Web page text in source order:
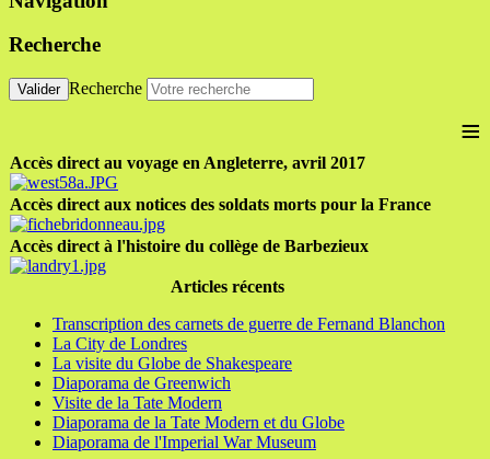
Recherche
Valider Recherche
≡
Accès direct au voyage en Angleterre, avril 2017
Accès direct aux notices des soldats morts pour la France
Accès direct à l'histoire du collège de Barbezieux
Articles récents
Transcription des carnets de guerre de Fernand Blanchon
La City de Londres
La visite du Globe de Shakespeare
Diaporama de Greenwich
Visite de la Tate Modern
Diaporama de la Tate Modern et du Globe
Diaporama de l'Imperial War Museum